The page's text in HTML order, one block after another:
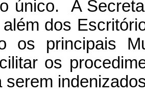
único. A
dos
os principais
os
serem